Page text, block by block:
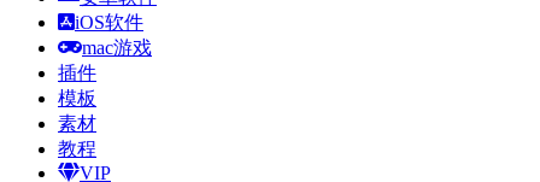
iOS软件
mac游戏
插件
模板
素材
教程
VIP